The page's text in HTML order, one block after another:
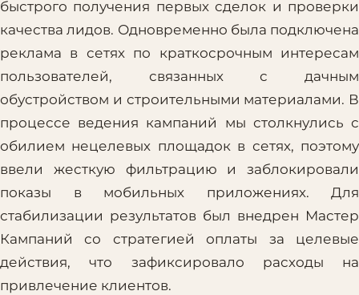
быстрого получения первых сделок и проверки
качества лидов. Одновременно была подключена
реклама в сетях по краткосрочным интересам
пользователей, связанных с дачным
обустройством и строительными материалами. В
процессе ведения кампаний мы столкнулись с
обилием нецелевых площадок в сетях, поэтому
ввели жесткую фильтрацию и заблокировали
показы в мобильных приложениях. Для
стабилизации результатов был внедрен Мастер
Кампаний со стратегией оплаты за целевые
действия, что зафиксировало расходы на
привлечение клиентов.